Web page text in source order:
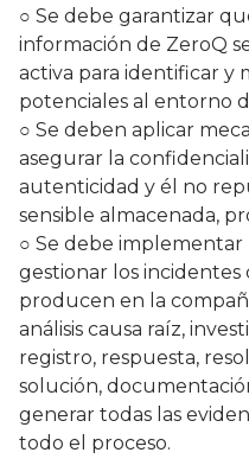
○ Se debe garantizar
información de ZeroQ
activa para identificar y
potenciales al entorno
○ Se deben aplicar
asegurar la
autenticidad y él no
sensible almacenada,
○ Se debe
gestionar los incidentes
producen en la
análisis causa raíz,
registro, respuesta,
solución,
generar todas las
todo el proceso.